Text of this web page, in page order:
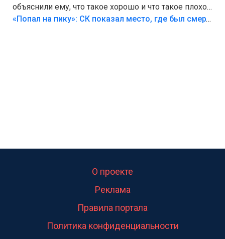
объяснили ему, что такое хорошо и что такое плохо!
Лезть через такой забор,верх безумия,есть же
«Попал на пику»: СК показал место, где был смертельно травмирован ребенок в Тольятти
О проекте
Реклама
Правила портала
Политика конфиденциальности